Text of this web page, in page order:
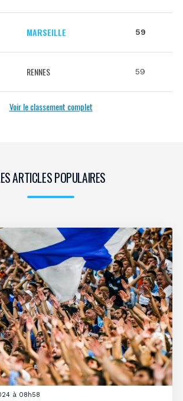
MARSEILLE 59
RENNES 59
Voir le classement complet
ARTICLES POPULAIRES
à 08h58